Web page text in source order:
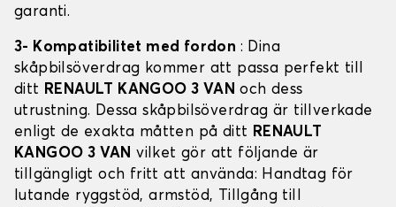
garanti.
3- Kompatibilitet med fordon : Dina
skåpbilsöverdrag kommer att passa perfekt till
ditt RENAULT KANGOO 3 VAN och dess
utrustning. Dessa skåpbilsöverdrag är tillverkade
enligt de exakta måtten på ditt RENAULT
KANGOO 3 VAN vilket gör att följande är
tillgängligt och fritt att använda: Handtag för
lutande ryggstöd, armstöd, Tillgång till